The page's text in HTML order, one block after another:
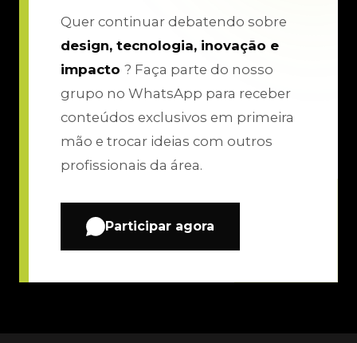
Quer continuar debatendo sobre
design, tecnologia, inovação e
impacto ? Faça parte do nosso
grupo no WhatsApp para receber
conteúdos exclusivos em primeira
mão e trocar ideias com outros
profissionais da área.
Participar agora